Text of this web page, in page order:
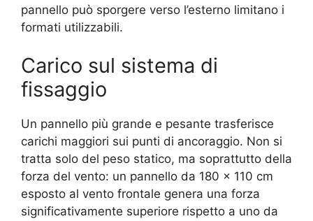
pannello può sporgere verso l’esterno limitano i
formati utilizzabili.
Carico sul sistema di
fissaggio
Un pannello più grande e pesante trasferisce
carichi maggiori sui punti di ancoraggio. Non si
tratta solo del peso statico, ma soprattutto della
forza del vento: un pannello da 180 × 110 cm
esposto al vento frontale genera una forza
significativamente superiore rispetto a uno da